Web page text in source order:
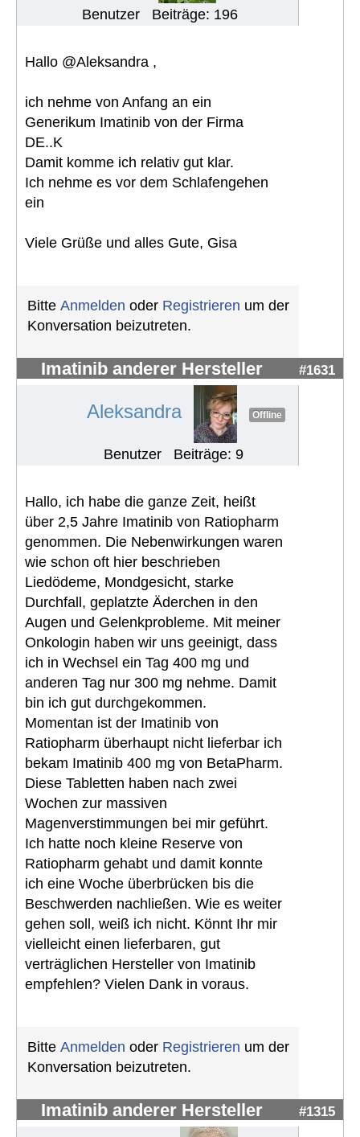
Benutzer Beiträge: 196
Hallo @Aleksandra ,
ich nehme von Anfang an ein
Generikum Imatinib von der Firma
DE..K
Damit komme ich relativ gut klar.
Ich nehme es vor dem Schlafengehen
ein
Viele Grüße und alles Gute, Gisa
Bitte Anmelden oder Registrieren um der
Konversation beizutreten.
Imatinib anderer Hersteller #1631
Aleksandra Offline
Benutzer Beiträge: 9
Hallo, ich habe die ganze Zeit, heißt
über 2,5 Jahre Imatinib von Ratiopharm
genommen. Die Nebenwirkungen waren
wie schon oft hier beschrieben
Liedödeme, Mondgesicht, starke
Durchfall, geplatzte Äderchen in den
Augen und Gelenkprobleme. Mit meiner
Onkologin haben wir uns geeinigt, dass
ich in Wechsel ein Tag 400 mg und
anderen Tag nur 300 mg nehme. Damit
bin ich gut durchgekommen.
Momentan ist der Imatinib von
Ratiopharm überhaupt nicht lieferbar ich
bekam Imatinib 400 mg von BetaPharm.
Diese Tabletten haben nach zwei
Wochen zur massiven
Magenverstimmungen bei mir geführt.
Ich hatte noch kleine Reserve von
Ratiopharm gehabt und damit konnte
ich eine Woche überbrücken bis die
Beschwerden nachließen. Wie es weiter
gehen soll, weiß ich nicht. Könnt Ihr mir
vielleicht einen lieferbaren, gut
verträglichen Hersteller von Imatinib
empfehlen? Vielen Dank in voraus.
Bitte Anmelden oder Registrieren um der
Konversation beizutreten.
Imatinib anderer Hersteller #1315